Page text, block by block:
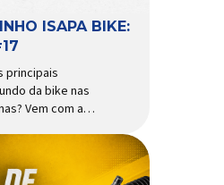
ISAPA BIKE:
principais
da bike nas
Vem com a
aqui e leia